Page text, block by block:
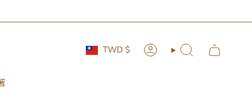
Currency
TWD $ Account Search